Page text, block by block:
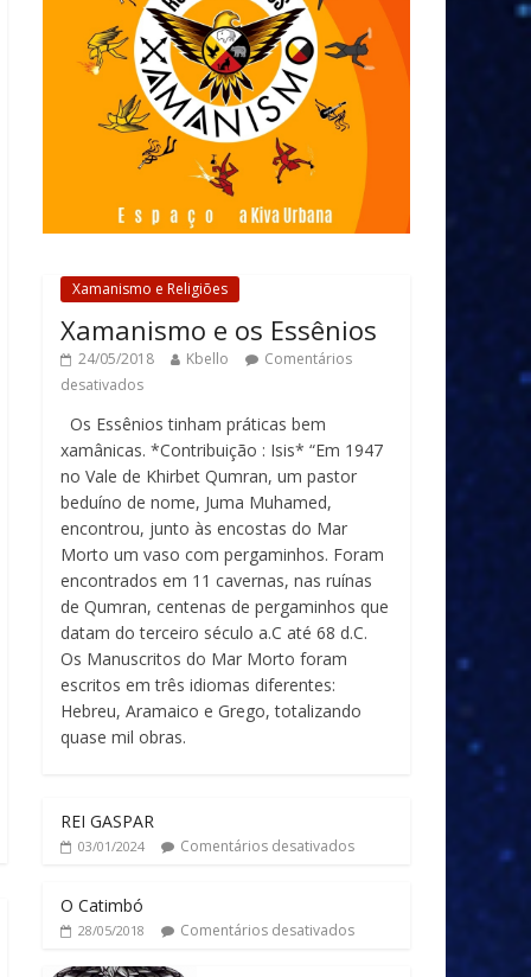
Xamanismo e Religiões
Xamanismo e os Essênios
24/05/2018 Kbello
Comentários
desativados
Os Essênios tinham práticas bem
xamânicas. *Contribuição : Isis* “Em 1947
no Vale de Khirbet Qumran, um pastor
beduíno de nome, Juma Muhamed,
encontrou, junto às encostas do Mar
Morto um vaso com pergaminhos. Foram
encontrados em 11 cavernas, nas ruínas
de Qumran, centenas de pergaminhos que
datam do terceiro século a.C até 68 d.C.
Os Manuscritos do Mar Morto foram
escritos em três idiomas diferentes:
Hebreu, Aramaico e Grego, totalizando
quase mil obras.
REI GASPAR
03/01/2024 Comentários desativados
O Catimbó
28/05/2018 Comentários desativados